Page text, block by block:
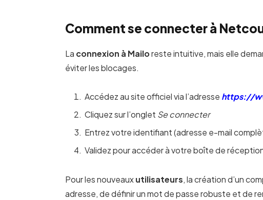
Comment se connecter à
La connexion à Mailoreste intuitive, mais elle
éviter les blocages.
Accédez au site officiel via l’adresse https://
Cliquez sur l’onglet Se connecter
Entrez votre identifiant (adresse e-mail
Validez pour accéder à votre boîte de
Pour les nouveauxutilisateurs, la création d’un
adresse, de définir un mot de passe robuste et de